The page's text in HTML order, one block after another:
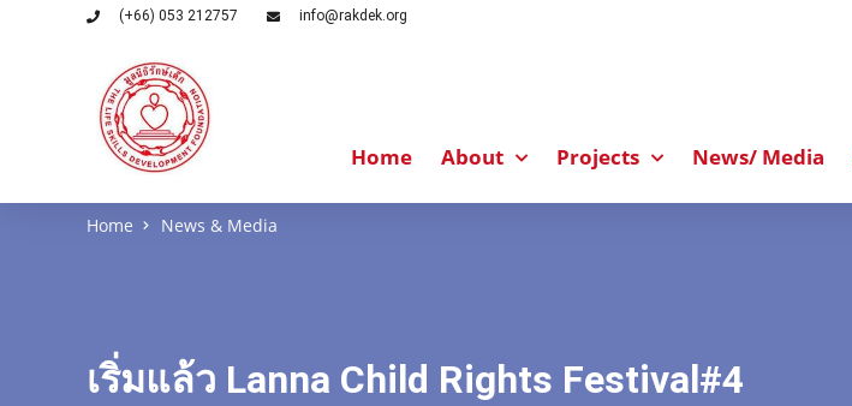
(+66) 053 212757 info@rakdek.org
Home About Projects News/ Media
Home News & Media
เริ่มแล้ว Lanna Child Rights Festival#4